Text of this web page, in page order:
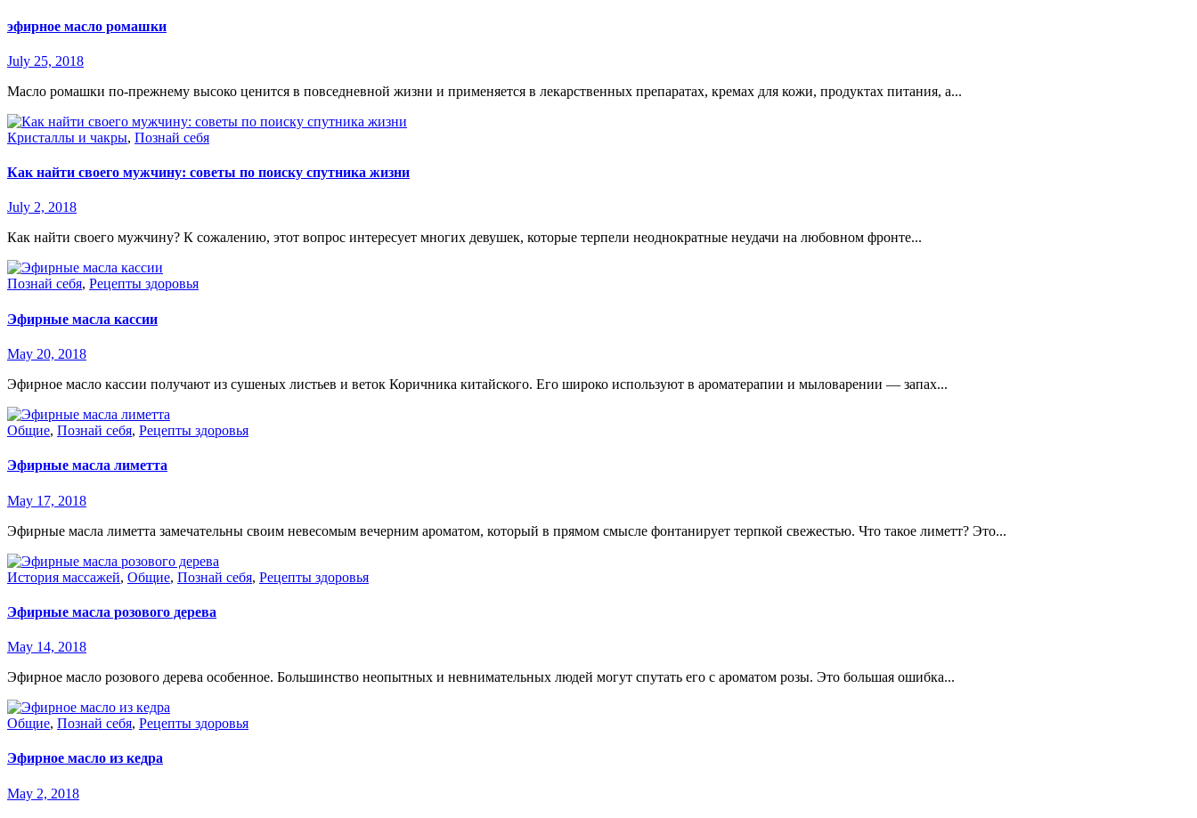
эфирное масло ромашки
July 25, 2018
Масло ромашки по-прежнему высоко ценится в повседневной жизни и применяется в лекарственных препаратах, кремах для кожи, продуктах питания, а...
Кристаллы и чакры, Познай себя
Как найти своего мужчину: советы по поиску спутника жизни
July 2, 2018
Как найти своего мужчину? К сожалению, этот вопрос интересует многих девушек, которые терпели неоднократные неудачи на любовном фронте...
Познай себя, Рецепты здоровья
Эфирные масла кассии
May 20, 2018
Эфирное масло кассии получают из сушеных листьев и веток Коричника китайского. Его широко используют в ароматерапии и мыловарении — запах...
Общие, Познай себя, Рецепты здоровья
Эфирные масла лиметта
May 17, 2018
Эфирные масла лиметта замечательны своим невесомым вечерним ароматом, который в прямом смысле фонтанирует терпкой свежестью. Что такое лиметт? Это...
История массажей, Общие, Познай себя, Рецепты здоровья
Эфирные масла розового дерева
May 14, 2018
Эфирное масло розового дерева особенное. Большинство неопытных и невнимательных людей могут спутать его с ароматом розы. Это большая ошибка...
Общие, Познай себя, Рецепты здоровья
Эфирное масло из кедра
May 2, 2018